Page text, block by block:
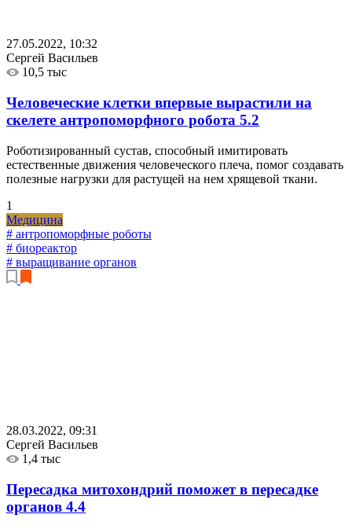
27.05.2022, 10:32
Сергей Васильев
10,5 тыс
Человеческие клетки впервые вырастили на
скелете антропоморфного робота 5.2
Роботизированный сустав, способный имитировать
естественные движения человеческого плеча, помог создавать
полезные нагрузки для растущей на нем хрящевой ткани.
1
Медицина
# антропоморфные роботы
# биореактор
# выращивание органов
28.03.2022, 09:31
Сергей Васильев
1,4 тыс
Пересадка митохондрий поможет в пересадке
органов 4.4